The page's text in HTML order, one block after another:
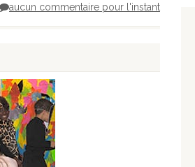
aucun commentaire pour l'instant